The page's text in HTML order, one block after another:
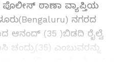
ಠಾಣಾ ವ್ಯಾಪ್ತಿಯ
ನಗರದ
ಆನಂದ್‌ (35 )ಬಿಡದಿ ರೈಲ್ವೆ
ಎಂಬುವರನ್ನು